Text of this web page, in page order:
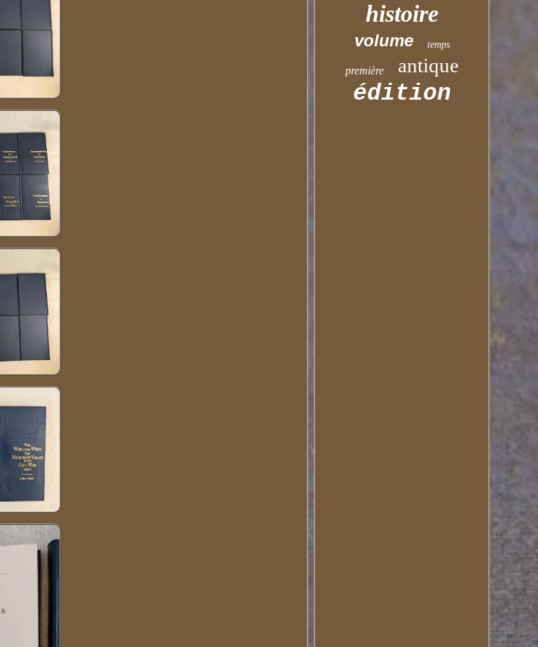
histoire
volume temps
première antique
édition